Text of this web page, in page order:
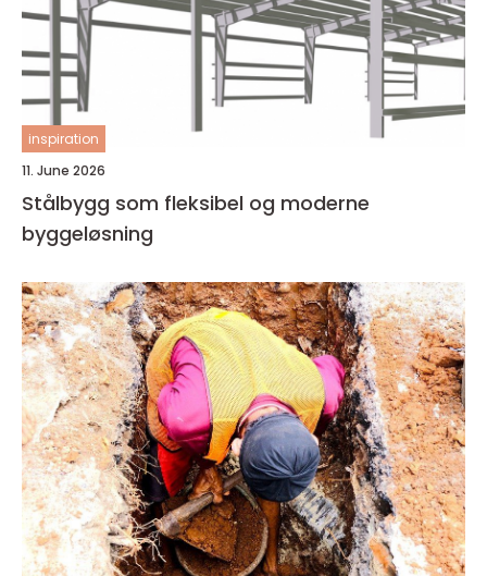
inspiration
11. June 2026
Stålbygg som fleksibel og moderne
byggeløsning